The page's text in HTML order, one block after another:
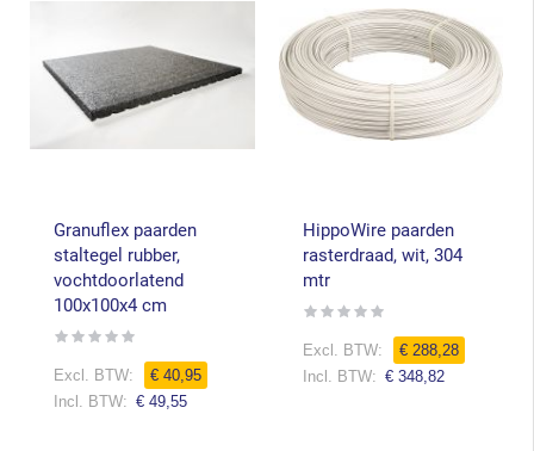
Granuflex paarden
staltegel rubber,
vochtdoorlatend
100x100x4 cm
Rating:
€ 40,95
€ 49,55
HippoWire paarden
rasterdraad, wit, 304
mtr
Rating:
€ 288,28
Speciale
€ 348,82